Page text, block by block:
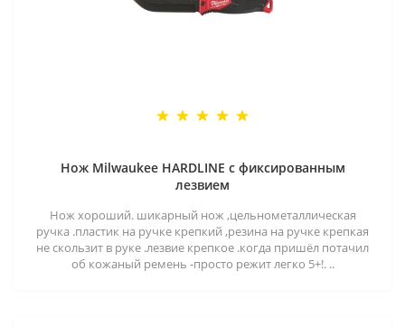
Нож Milwaukee HARDLINE с фиксированным
лезвием
Нож хороший. шикарный нож ,цельнометаллическая
ручка .пластик на ручке крепкий ,резина на ручке крепкая
не скользит в руке .лезвие крепкое .когда пришёл потачил
об кожаный ремень -просто режит легко 5+!. ..